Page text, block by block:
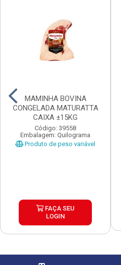
MAMINHA BOVINA
CONGELADA MATURATTA
CAIXA ±15KG
Código: 39558
Embalagem: Quilograma
Produto de peso variável
FAÇA SEU
LOGIN